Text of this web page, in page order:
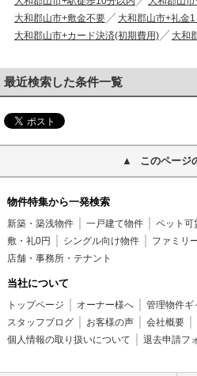
大和郡山市+敷金不要
大和郡山市+礼金1
大和郡山市+カード決済(初期費用)
大和
最近検索した条件一覧
このページ
物件特集から一発検索
新築・築浅物件 一戸建て物件 ペット可
敷・礼0円
シングル向け物件
ファミリ
店舗・事務所・テナント
当社について
トップページ オーナー様へ 管理物件ギ
スタッフブログ
お客様の声 会社概要
個人情報の取り扱いについて
退去申請フ